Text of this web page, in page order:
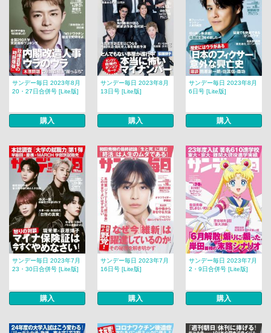
サンデー毎日 2023年8月
20・27日合併号 [Lite版]
購入
サンデー毎日 2023年8月
13日号 [Lite版]
購入
サンデー毎日 2023年8月
6日号 [Lite版]
購入
サンデー毎日 2023年7月
23・30日合併号 [Lite版]
購入
サンデー毎日 2023年7月
16日号 [Lite版]
購入
サンデー毎日 2023年7月
2・9日合併号 [Lite版]
購入